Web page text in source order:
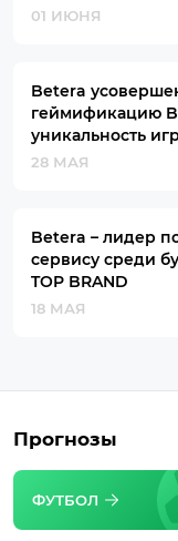
01 ИЮНЯ
Betera
геймификацию
уникальность
28 МАЯ
Betera – лидер
сервису среди
TOP BRAND
18 МАЯ
Прогнозы
ФУТБОЛ